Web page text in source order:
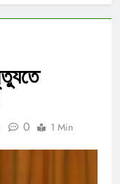
0 1 Min